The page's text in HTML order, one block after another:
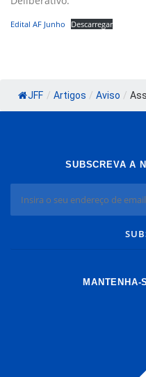
Edital AF Junho Descarregar
JFF / Artigos / Aviso /
SUBSCREVA A
MANTENHA-